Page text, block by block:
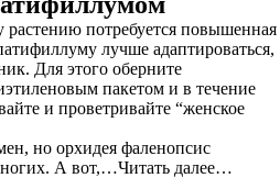
потребуется повышенная
лучше адаптироваться,
Для этого оберните
пакетом и в течение
и проветривайте “женское
но орхидея фаленопсис
А вот,…Читать далее…